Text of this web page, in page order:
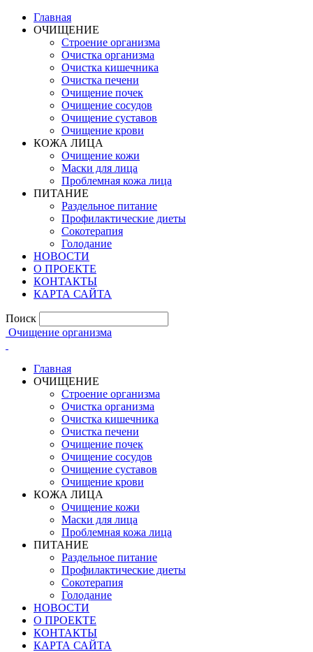
Главная
ОЧИЩЕНИЕ
Строение организма
Очистка организма
Очистка кишечника
Очистка печени
Очищение почек
Очищение сосудов
Очищение суставов
Очищение крови
КОЖА ЛИЦА
Очищение кожи
Маски для лица
Проблемная кожа лица
ПИТАНИЕ
Раздельное питание
Профилактические диеты
Сокотерапия
Голодание
НОВОСТИ
О ПРОЕКТЕ
КОНТАКТЫ
КАРТА САЙТА
Поиск
Очищение организма
Главная
ОЧИЩЕНИЕ
Строение организма
Очистка организма
Очистка кишечника
Очистка печени
Очищение почек
Очищение сосудов
Очищение суставов
Очищение крови
КОЖА ЛИЦА
Очищение кожи
Маски для лица
Проблемная кожа лица
ПИТАНИЕ
Раздельное питание
Профилактические диеты
Сокотерапия
Голодание
НОВОСТИ
О ПРОЕКТЕ
КОНТАКТЫ
КАРТА САЙТА